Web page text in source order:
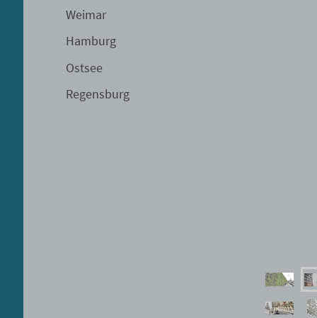
Weimar
Hamburg
Ostsee
Regensburg